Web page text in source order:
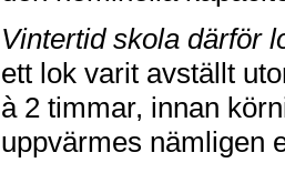
Vintertid skola därför
ett lok varit avställt
à 2 timmar, innan
uppvärmes nämligen